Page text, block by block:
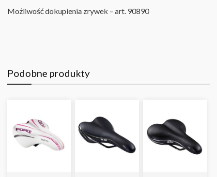
Możliwość dokupienia zrywek – art. 90890
Podobne produkty